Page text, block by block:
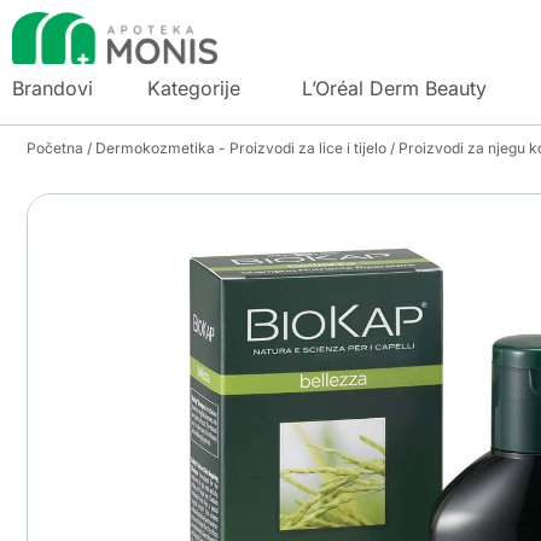
Brandovi Kategorije L’Oréal Derm Beauty
Početna / Dermokozmetika - Proizvodi za lice i tijelo / Proizvodi za njegu